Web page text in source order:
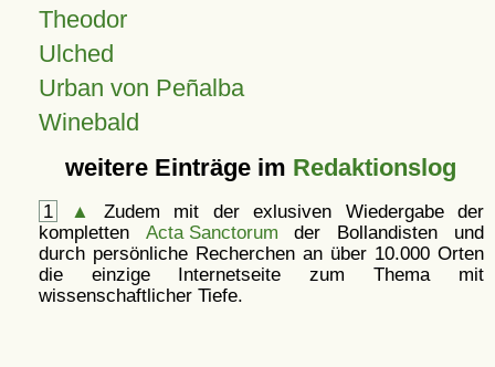
Theodor
Ulched
Urban von Peñalba
Winebald
weitere Einträge im Redaktionslog
1 ▲
Zudem mit der exlusiven Wiedergabe der
kompletten Acta Sanctorum der Bollandisten und
durch persönliche Recherchen an über 10.000 Orten
die einzige Internetseite zum Thema mit
wissenschaftlicher Tiefe.